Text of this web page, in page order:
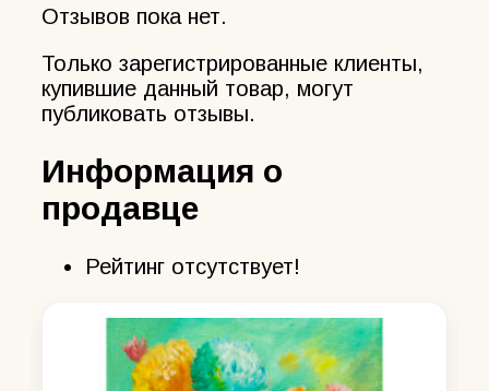
Отзывов пока нет.
Только зарегистрированные клиенты,
купившие данный товар, могут
публиковать отзывы.
Информация о
продавце
Рейтинг отсутствует!